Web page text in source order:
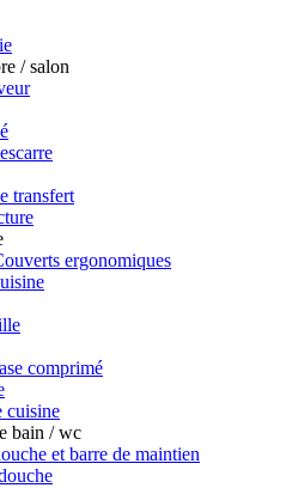
/ salon
transfert
ergonomiques
comprimé
cuisine
bain / wc
et barre de maintien